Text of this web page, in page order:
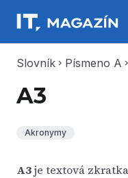
Slovník chevron_right Písmeno A chevron_right
A3
Akronymy
A3je textová